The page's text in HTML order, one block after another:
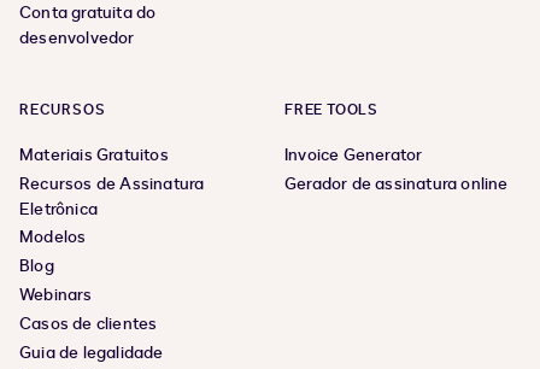
Conta gratuita do
desenvolvedor
RECURSOS
Materiais Gratuitos
Recursos de Assinatura
Eletrônica
Modelos
Blog
Webinars
Casos de clientes
Guia de legalidade
FREE TOOLS
Invoice Generator
Gerador de assinatura online